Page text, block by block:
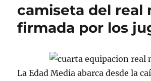
camiseta del real
firmada por los
La Edad Media abarca desde la